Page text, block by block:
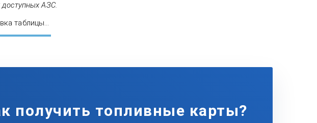
АЗС.
таблицы...
получить топливные карты?